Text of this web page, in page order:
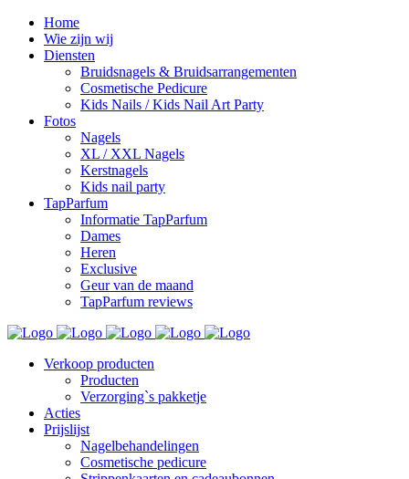
Home
Wie zijn wij
Diensten
Bruidsnagels & Bruidsarrangementen
Cosmetische Pedicure
Kids Nails / Kids Nail Art Party
Fotos
Nagels
XL / XXL Nagels
Kerstnagels
Kids nail party
TapParfum
Informatie TapParfum
Dames
Heren
Exclusive
Geur van de maand
TapParfum reviews
Verkoop producten
Producten
Verzorging`s pakketje
Acties
Prijslijst
Nagelbehandelingen
Cosmetische pedicure